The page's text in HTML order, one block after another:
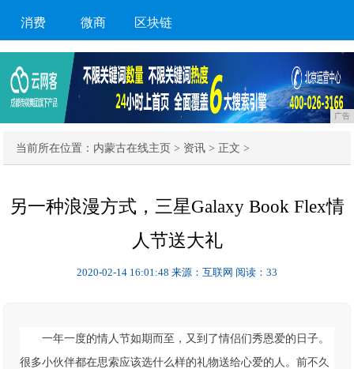
消费 微商 区块链
广告
当前所在位置： 内蒙古在线主页 > 资讯 > 正文 >
另一种浪漫方式，三星Galaxy Book Flex情
人节送大礼
2020-02-14 16:01:48 来源：互联网 阅读：33
一年一度的情人节如期而至，又到了情侣们秀恩爱的日子。
很多小伙伴都在思索应该选什么样的礼物送给心爱的人。前不久